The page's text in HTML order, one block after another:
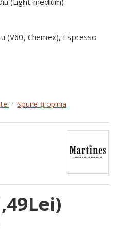
(V60, Chemex), Espresso
- Spune-ţi opinia